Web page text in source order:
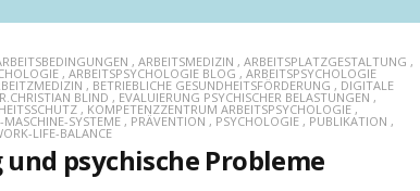
, ARBEITSMEDIZIN , ARBEITSPLATZGESTALTUNG ,
, ARBEITSPSYCHOLOGIE BLOG , ARBEITSPSYCHOLOGIE
, BETRIEBLICHE GESUNDHEITSFÖRDERUNG , DIGITALE
BLIND , EVALUIERUNG PSYCHISCHER BELASTUNGEN ,
, KOMPETENZZENTRUM ARBEITSPSYCHOLOGIE ,
MASCHINE-SYSTEME , PRÄVENTION , PSYCHOLOGIE , PUBLIKATION ,
LIFE-BALANCE
psychische Probleme